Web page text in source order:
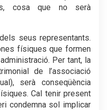
cosa que no serà
seus representants.
físiques que formen
Per tant, la
de l’associació
serà conseqüència
Cal tenir present
condemna sol implicar